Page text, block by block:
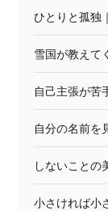
ひとりと孤独
雪国が教えて
自己主張が苦
自分の名前を
しないことの
小さければ小